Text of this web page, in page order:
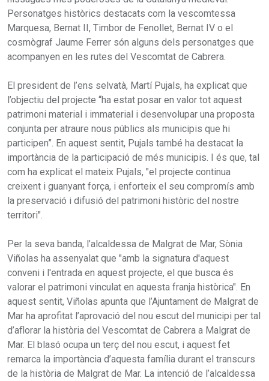
Personatges històrics destacats com la vescomtessa
Marquesa, Bernat II, Timbor de Fenollet, Bernat IV o el
cosmògraf Jaume Ferrer són alguns dels personatges que
acompanyen en les rutes del Vescomtat de Cabrera.
El president de l’ens selvatà, Martí Pujals, ha explicat que
l’objectiu del projecte “ha estat posar en valor tot aquest
patrimoni material i immaterial i desenvolupar una proposta
conjunta per atraure nous públics als municipis que hi
participen”. En aquest sentit, Pujals també ha destacat la
importància de la participació de més municipis. I és que, tal
com ha explicat el mateix Pujals, "el projecte continua
creixent i guanyant força, i enforteix el seu compromís amb
la preservació i difusió del patrimoni històric del nostre
territori".
Per la seva banda, l’alcaldessa de Malgrat de Mar, Sònia
Viñolas ha assenyalat que "amb la signatura d'aquest
conveni i l'entrada en aquest projecte, el que busca és
valorar el patrimoni vinculat en aquesta franja històrica". En
aquest sentit, Viñolas apunta que l’Ajuntament de Malgrat de
Mar ha aprofitat l’aprovació del nou escut del municipi per tal
d’aflorar la història del Vescomtat de Cabrera a Malgrat de
Mar. El blasó ocupa un terç del nou escut, i aquest fet
remarca la importància d’aquesta família durant el transcurs
de la història de Malgrat de Mar. La intenció de l’alcaldessa